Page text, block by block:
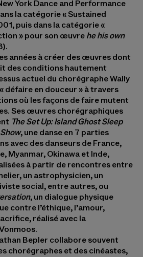
York Dance and Performance
la catégorie « Sustained
puis dans la catégorie «
» pour son œuvre he his own
années à créer des œuvres dont
des conditions hautement
actuel du chorégrapheWally
défaire en douceur » à travers
où les façons de faire mutent
Ses œuvres chorégraphiques
The Set Up: Island Ghost Sleep
, une danse en 7 parties
avec des danseurs de France,
Myanmar, Okinawa et Inde,
à partir de rencontres entre
un astrophysicien, un
social, entre autres, ou
, un dialogue physique
contre l’éthique, l’amour,
réalisé avec la
Bepler collabore souvent
chorégraphes et des cinéastes,